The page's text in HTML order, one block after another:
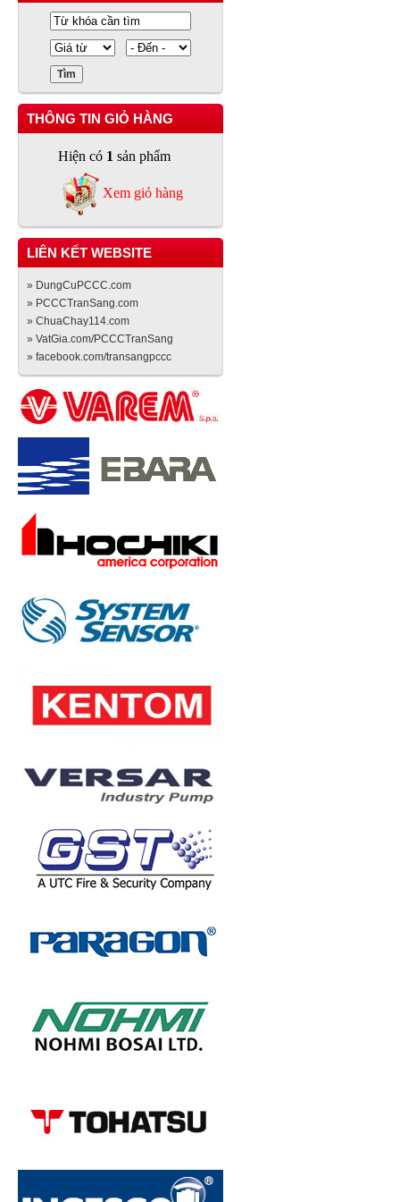
THÔNG TIN GIỎ HÀNG
Hiện có 1 sản phẩm
Xem giỏ hàng
LIÊN KẾT WEBSITE
» DungCuPCCC.com
» PCCCTranSang.com
» ChuaChay114.com
» VatGia.com/PCCCTranSang
» facebook.com/transangpccc